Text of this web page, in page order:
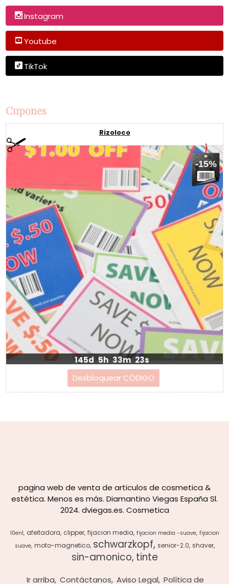
Instagram
Youtube
TikTok
Cupones
Rizoloco
-15%
145d 5h 33m 23s
pagina web de venta de articulos de cosmetica &
estética. Menos es más. Diamantino Viegas España Sl.
2024. dviegas.es. Cosmetica
10en1 afeitadora clipper fijacion media fijacion media -suave fijacion
suave moto-magnetico schwarzkopf senior-2.0 shaver
sin-amonico tinte
Ir arriba Contáctanos Aviso Legal Política de